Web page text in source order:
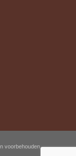
voorbehouden.